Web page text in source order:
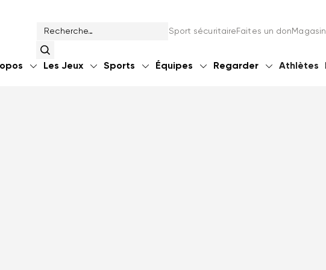
Sport sécuritaire Faites un don Magasin
Les Jeux Sports Équipes Regarder Athlètes